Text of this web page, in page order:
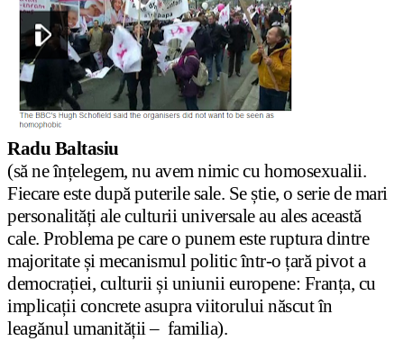
Radu Baltasiu
(să ne înțelegem, nu avem nimic cu homosexualii.
Fiecare este după puterile sale. Se știe, o serie de mari
personalități ale culturii universale au ales această
cale. Problema pe care o punem este ruptura dintre
majoritate și mecanismul politic într-o țară pivot a
democrației, culturii și uniunii europene: Franța, cu
implicații concrete asupra viitorului născut în
leagănul umanității – familia).